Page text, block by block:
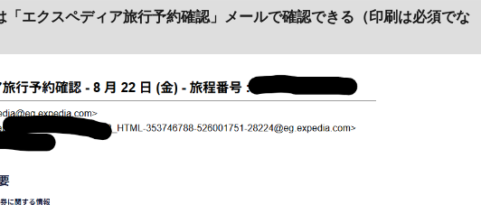
「エクスペディア旅行予約確認」メールで確認できる（印刷は必須でな